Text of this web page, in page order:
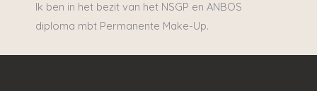
Ik ben in het bezit van het NSGP en ANBOS
diploma mbt Permanente Make-Up.